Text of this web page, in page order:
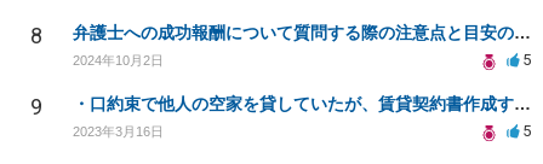
8 弁護士への成功報酬について質問する際の注意点と目安の確認方法
2024年10月2日 5
9 ・口約束で他人の空家を貸していたが、賃貸契約書作成すると権利が強固になりますか？
2023年3月16日 5